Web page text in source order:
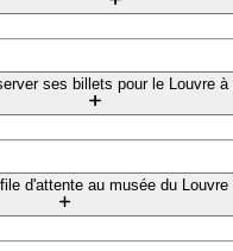
ses billets pour le Louvre à
d'attente au musée du Louvre